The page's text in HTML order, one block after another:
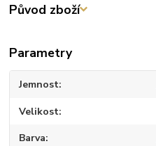
Původ zboží
Parametry
Jemnost
Velikost
Barva